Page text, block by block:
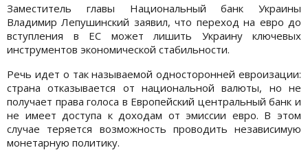
Заместитель главы Национальный банк Украины
Владимир Лепушинский заявил, что переход на евро до
вступления в ЕС может лишить Украину ключевых
инструментов экономической стабильности.
Речь идет о так называемой односторонней евроизации:
страна отказывается от национальной валюты, но не
получает права голоса в Европейский центральный банк и
не имеет доступа к доходам от эмиссии евро. В этом
случае теряется возможность проводить независимую
монетарную политику.